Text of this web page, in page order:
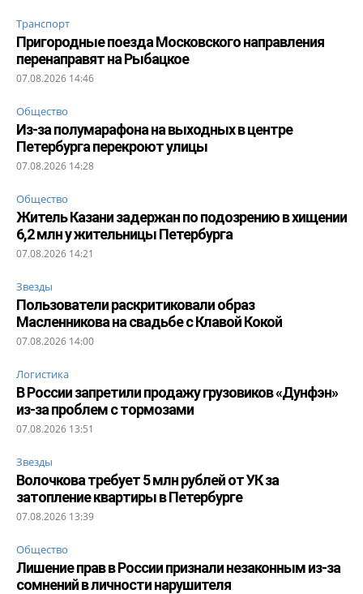
Транспорт
Пригородные поезда Московского направления
перенаправят на Рыбацкое
07.08.2026 14:46
Общество
Из-за полумарафона на выходных в центре
Петербурга перекроют улицы
07.08.2026 14:28
Общество
Житель Казани задержан по подозрению в хищении
6,2 млн у жительницы Петербурга
07.08.2026 14:21
Звезды
Пользователи раскритиковали образ
Масленникова на свадьбе с Клавой Кокой
07.08.2026 14:00
Логистика
В России запретили продажу грузовиков «Дунфэн»
из-за проблем с тормозами
07.08.2026 13:51
Звезды
Волочкова требует 5 млн рублей от УК за
затопление квартиры в Петербурге
07.08.2026 13:39
Общество
Лишение прав в России признали незаконным из-за
сомнений в личности нарушителя